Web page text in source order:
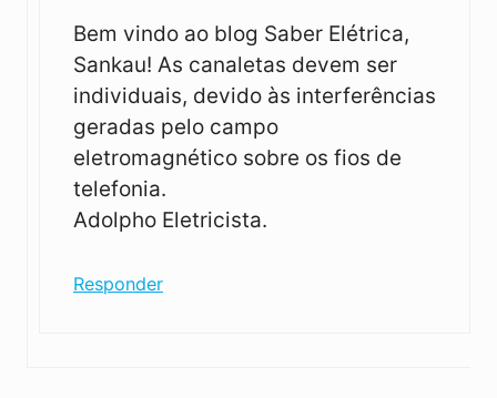
Bem vindo ao blog Saber Elétrica,
Sankau! As canaletas devem ser
individuais, devido às interferências
geradas pelo campo
eletromagnético sobre os fios de
telefonia.
Adolpho Eletricista.
Responder